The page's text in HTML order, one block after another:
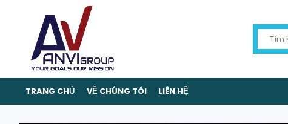
TRANG CHỦ VỀ CHÚNG TÔI LIÊN HỆ